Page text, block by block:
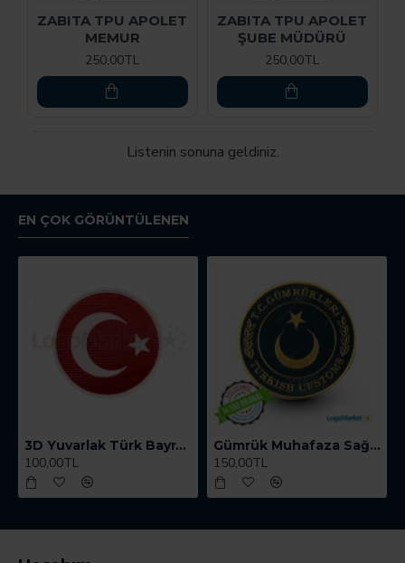
ZABITA TPU APOLET
MEMUR
250,00TL
ZABITA TPU APOLET
ŞUBE MÜDÜRÜ
250,00TL
Listenin sonuna geldiniz.
EN ÇOK GÖRÜNTÜLENEN
3D Yuvarlak Türk Bayrağı TPU
100,00TL
Gümrük Muhafaza Sağ Kol Arması
150,00TL